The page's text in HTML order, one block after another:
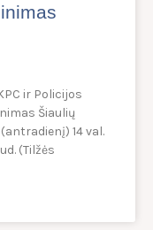
ir Policijos
Šiaulių
14 val.
(Tilžės